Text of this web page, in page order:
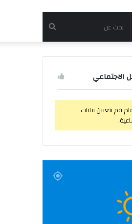
عن
مقال
الاجتماعي
قم بتعيين بيانات